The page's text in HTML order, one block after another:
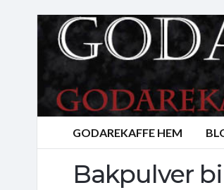
GODAREKAFFE HEM
Bakpulver